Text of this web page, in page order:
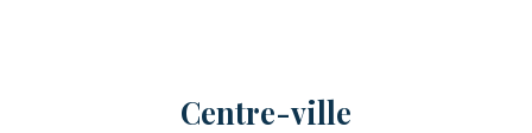
Centre-ville